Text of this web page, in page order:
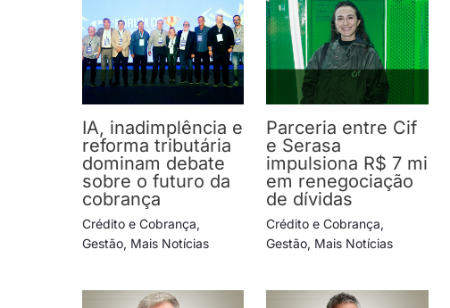
IA, inadimplência e
reforma tributária
dominam debate
sobre o futuro da
cobrança
Crédito e Cobrança,
Gestão, Mais Notícias
Parceria entre Cif
e Serasa
impulsiona R$ 7 mi
em renegociação
de dívidas
Crédito e Cobrança,
Gestão, Mais Notícias